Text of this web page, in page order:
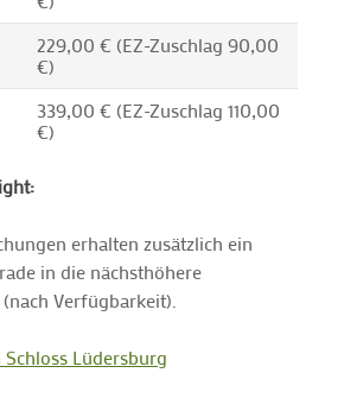
229,00 € (EZ-Zuschlag 90,00
€)
339,00 € (EZ-Zuschlag 110,00
€)
erhalten zusätzlich ein
in die nächsthöhere
Verfügbarkeit).
Schloss Lüdersburg